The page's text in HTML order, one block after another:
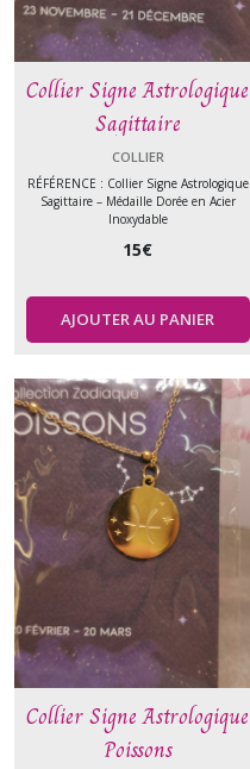
Collier Signe Astrologique
Sagittaire
COLLIER
RÉFÉRENCE : Collier Signe Astrologique
Sagittaire – Médaille Dorée en Acier
Inoxydable
15€
AJOUTER AU PANIER
Collier Signe Astrologique
Poissons